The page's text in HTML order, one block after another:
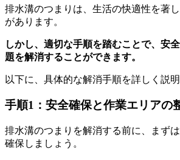
排水溝のつまりは、生活の快適性を著
があります。
しかし、適切な手順を踏むことで、安
題を解消することができます。
以下に、具体的な解消手順を詳しく説明
手順1：安全確保と作業エリアの
排水溝のつまりを解消する前に、まず
確保しましょう。